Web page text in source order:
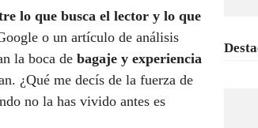
lo que busca el lector y lo que
o un artículo de análisis
la boca de bagaje y experiencia
¿Qué me decís de la fuerza de
no la has vivido antes es